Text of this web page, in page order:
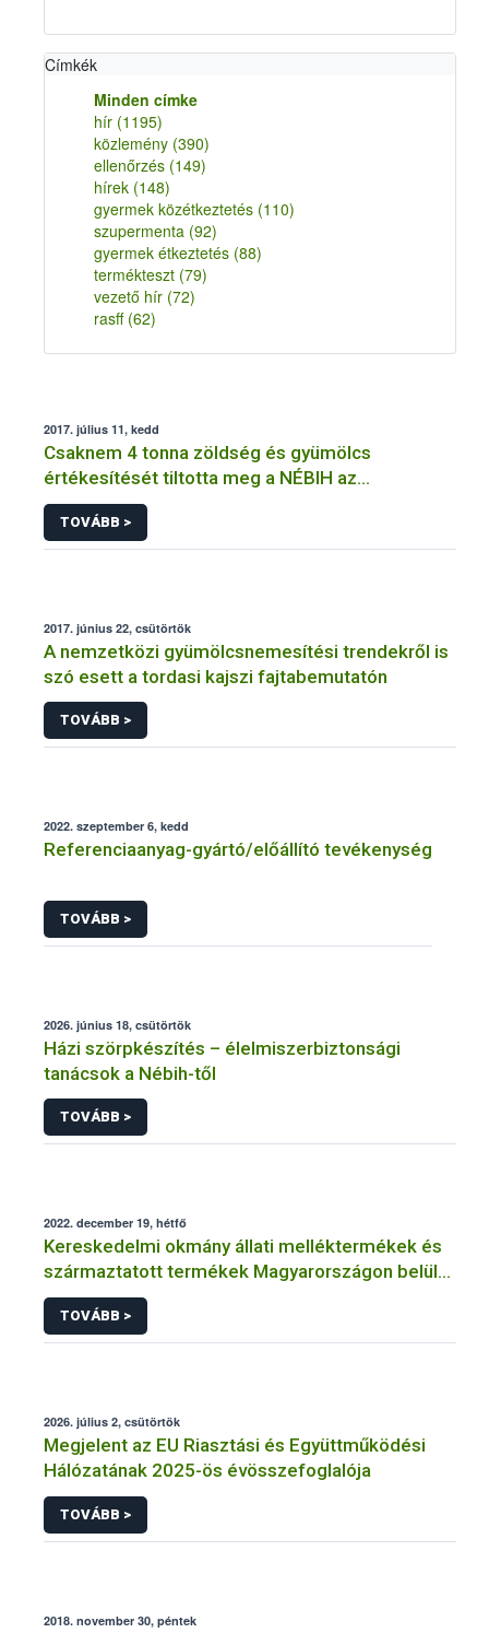
Címkék
Minden címke
hír (1195)
közlemény (390)
ellenőrzés (149)
hírek (148)
gyermek közétkeztetés (110)
szupermenta (92)
gyermek étkeztetés (88)
termékteszt (79)
vezető hír (72)
rasff (62)
2017. július 11, kedd
Csaknem 4 tonna zöldség és gyümölcs
értékesítését tiltotta meg a NÉBIH az
őstermelők kiemelt ellenőrzésekor
TOVÁBB >
2017. június 22, csütörtök
A nemzetközi gyümölcsnemesítési trendekről is
szó esett a tordasi kajszi fajtabemutatón
TOVÁBB >
2022. szeptember 6, kedd
Referenciaanyag-gyártó/előállító tevékenység
TOVÁBB >
2026. június 18, csütörtök
Házi szörpkészítés – élelmiszerbiztonsági
tanácsok a Nébih-től
TOVÁBB >
2022. december 19, hétfő
Kereskedelmi okmány állati melléktermékek és
származtatott termékek Magyarországon belül
történő szállításához
TOVÁBB >
2026. július 2, csütörtök
Megjelent az EU Riasztási és Együttműködési
Hálózatának 2025-ös évösszefoglalója
TOVÁBB >
2018. november 30, péntek